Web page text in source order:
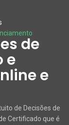
de
e
e
de Decisões de
Certificado que é